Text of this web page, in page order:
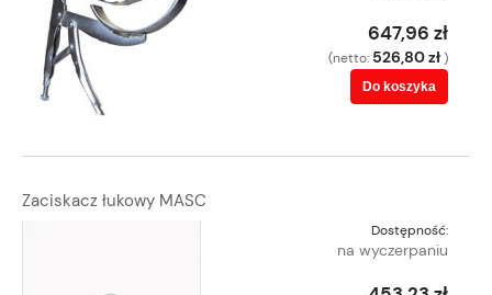
647,96 zł
(netto: 526,80 zł )
Do koszyka
Zaciskacz łukowy MASC
Dostępność:
na wyczerpaniu